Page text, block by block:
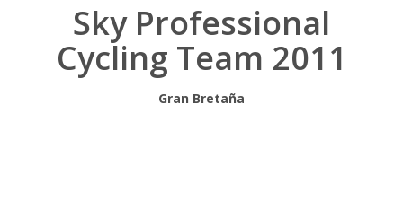
Sky Professional
Cycling Team 2011
Gran Bretaña